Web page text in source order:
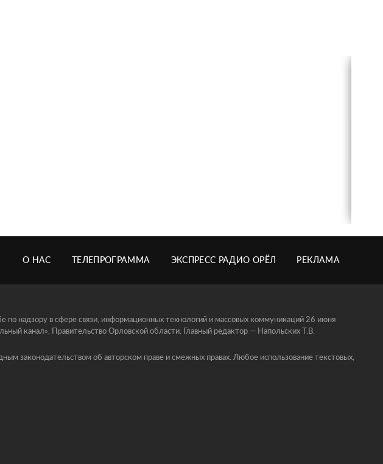
О НАС ТЕЛЕПРОГРАММА ЭКСПРЕСС РАДИО ОРЁЛ РЕКЛАМА
надзору в сфере связи, информационных технологий и массовых коммуникаций 26 июня
канал», Правительство Орловской области. Главный редактор — Напольских Т.В.
законодательством об авторском праве и смежных правах. Любое использование текстовых,